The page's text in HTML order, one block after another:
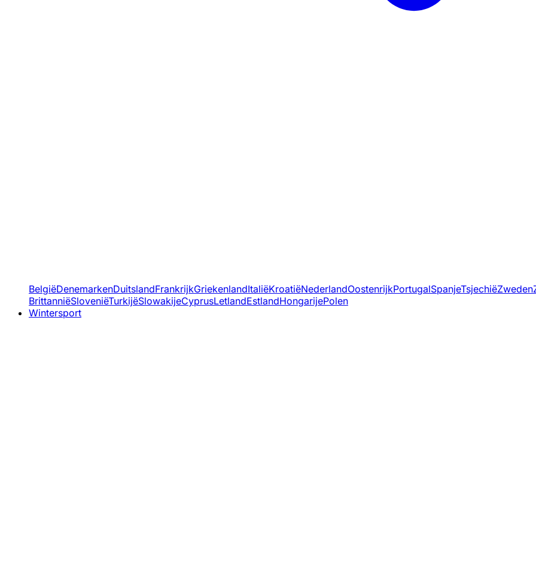
BelgiëDenemarkenDuitslandFrankrijkGriekenlandItaliëKroatiëNederlandOostenrijkPortugalSpanjeTsjechiëZweden
BrittanniëSloveniëTurkijëSlowakijeCyprusLetlandEstlandHongarijePolen
Wintersport